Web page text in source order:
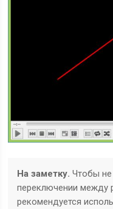
На заметку. Чтобы не
переключении между
рекомендуется